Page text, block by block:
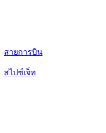
สายการบิน
สไปซ์เจ็ท